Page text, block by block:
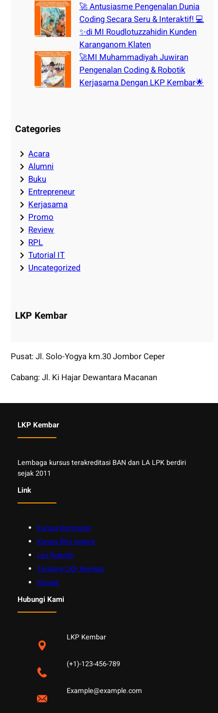
🚀 Antusiasme Pengenalan Dunia
Coding Secara Seru & Interaktif! 💻
✨di MI Roudlotuzzahidin Kunden
Karanganom Klaten
🚀MI Muhammadiyah Juwiran
Pengenalan Coding & Robotik
Kerjasama Dengan LKP Kembar🌟
Categories
Acara
Alumni
Buku
Entrepreneur
Kerjasama
Promo
Review
RPL
Tutorial IT
Uncategorized
LKP Kembar
Pusat: Jl. Solo-Yogya km.30 Jombor Ceper
Cabang: Jl. Ki Hajar Dewantara Macanan
LKP Kembar
Lembaga kursus terakreditasi BAN dan LA LPK berdiri
sejak 2011
Link
Kursus Komputer
Kursus Bhs Inggris
Les Robotik
Tentang LKP Kembar
Kontak
Hubungi Kami
LKP Kembar
(+1)-123-456-789
Example@example.com